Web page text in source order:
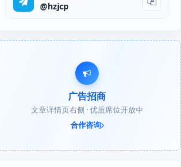
@hzjcp
广告招商
文章详情页右侧 · 优质席位开放中
合作咨询